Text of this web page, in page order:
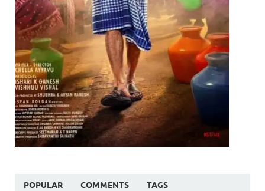
POPULAR COMMENTS TAGS